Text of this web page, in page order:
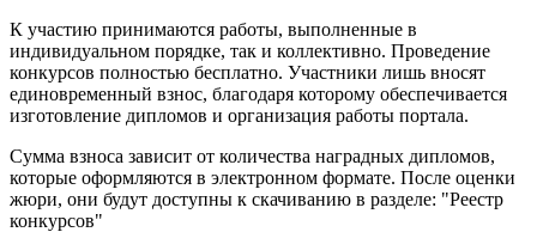
К участию принимаются работы, выполненные в
индивидуальном порядке, так и коллективно. Проведение
конкурсов полностью бесплатно. Участники лишь вносят
единовременный взнос, благодаря которому обеспечивается
изготовление дипломов и организация работы портала.
Сумма взноса зависит от количества наградных дипломов,
которые оформляются в электронном формате. После оценки
жюри, они будут доступны к скачиванию в разделе: "Реестр
конкурсов"